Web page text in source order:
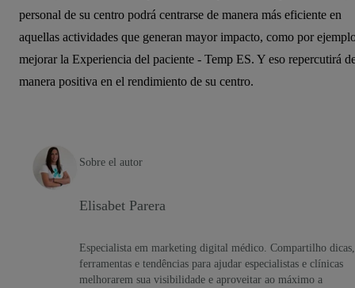
personal de su centro podrá centrarse de manera más eficiente en
aquellas actividades que generan mayor impacto, como por
mejorar la Experiencia del paciente - Temp ES. Y eso repercutirá
manera positiva en el rendimiento de su centro.
Sobre el autor
Elisabet Parera
Especialista em marketing digital médico. Compartilho dicas,
ferramentas e tendências para ajudar especialistas e clínicas
melhorarem sua visibilidade e aproveitar ao máximo a